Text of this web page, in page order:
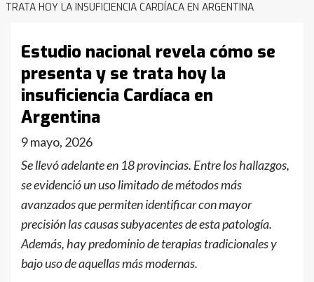
TRATA HOY LA INSUFICIENCIA CARDÍACA EN ARGENTINA
Estudio nacional revela cómo se
presenta y se trata hoy la
insuficiencia Cardíaca en
Argentina
9 mayo, 2026
Se llevó adelante en 18 provincias. Entre los hallazgos,
se evidenció un uso limitado de métodos más
avanzados que permiten identificar con mayor
precisión las causas subyacentes de esta patología.
Además, hay predominio de terapias tradicionales y
bajo uso de aquellas más modernas.